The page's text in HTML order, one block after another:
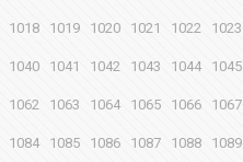
1018 1019 1020 1021 1022 1023
1040 1041 1042 1043 1044 1045
1062 1063 1064 1065 1066 1067
1084 1085 1086 1087 1088 1089